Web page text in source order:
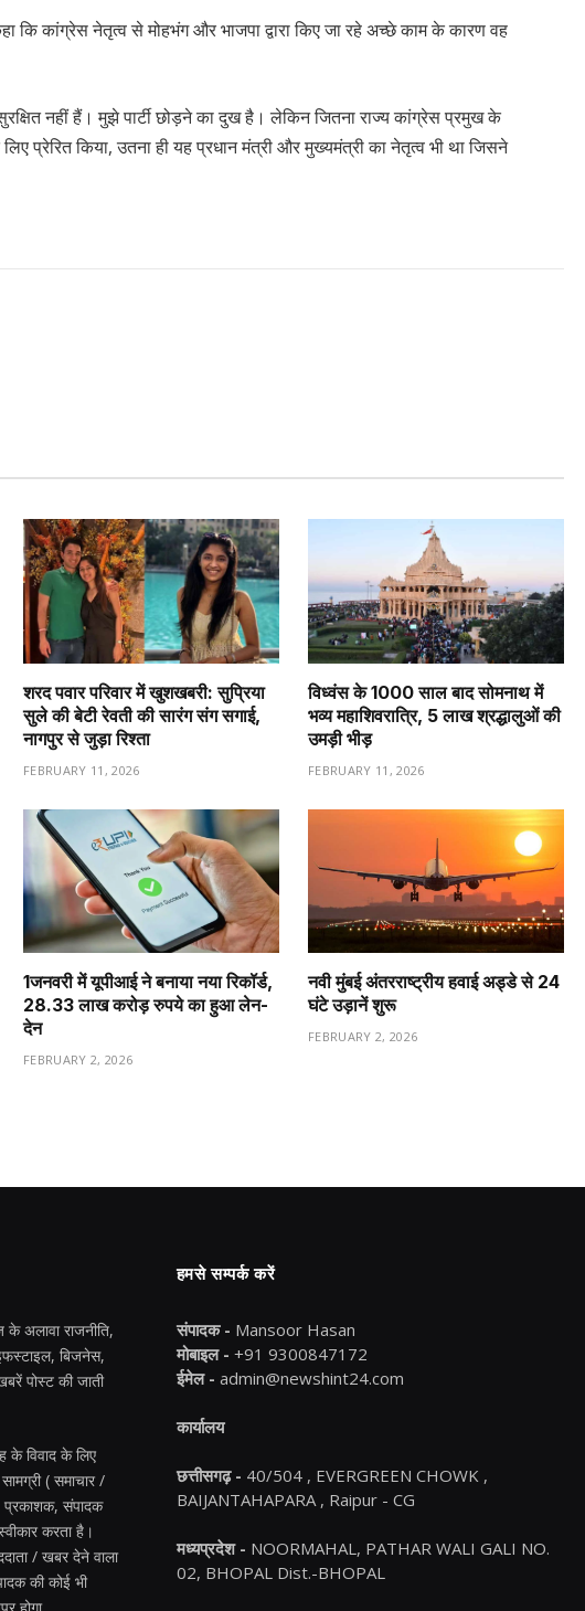
कि कांग्रेस नेतृत्व से मोहभंग और भाजपा द्वारा किए जा रहे अच्छे काम के कारण वह
नहीं हैं। मुझे पार्टी छोड़ने का दुख है। लेकिन जितना राज्य कांग्रेस प्रमुख के
प्रेरित किया, उतना ही यह प्रधान मंत्री और मुख्यमंत्री का नेतृत्व भी था जिसने
शरद पवार परिवार में खुशखबरी: सुप्रिया
सुले की बेटी रेवती की सारंग संग सगाई,
नागपुर से जुड़ा रिश्ता
FEBRUARY 11, 2026
विध्वंस के 1000 साल बाद सोमनाथ में
भव्य महाशिवरात्रि, 5 लाख श्रद्धालुओं की
उमड़ी भीड़
FEBRUARY 11, 2026
1️जनवरी में यूपीआई ने बनाया नया रिकॉर्ड,
28.33 लाख करोड़ रुपये का हुआ लेन-
देन
FEBRUARY 2, 2026
नवी मुंबई अंतरराष्ट्रीय हवाई अड्डे से 24
घंटे उड़ानें शुरू
FEBRUARY 2, 2026
अलावा राजनीति,
बिजनेस,
पोस्ट की जाती
के विवाद के लिए
( समाचार /
प्रकाशक, संपादक
करता है।
/ खबर देने वाला
की कोई भी
हमसे सम्पर्क करें
संपादक - Mansoor Hasan
मोबाइल - +91 9300847172
ईमेल - admin@newshint24.com
कार्यालय
छत्तीसगढ़ - 40/504 , EVERGREEN CHOWK ,
BAIJANTAHAPARA , Raipur - CG
मध्यप्रदेश - NOORMAHAL, PATHAR WALI GALI NO.
02, BHOPAL Dist.-BHOPAL